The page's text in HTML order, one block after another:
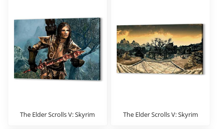
The Elder Scrolls V: Skyrim The Elder Scrolls V: Skyrim